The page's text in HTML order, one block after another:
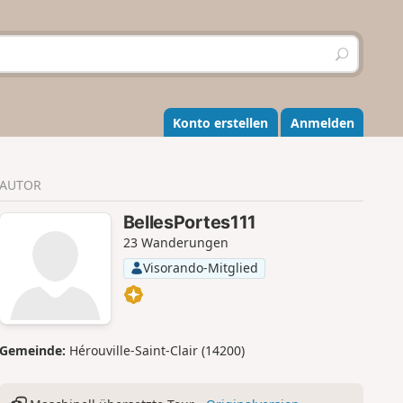
S
u
h
e
n
Konto erstellen Anmelden
AUTOR
BellesPortes111
23 Wanderungen
Visorando-Mitglied
Gemeinde: Hérouville-Saint-Clair (14200)